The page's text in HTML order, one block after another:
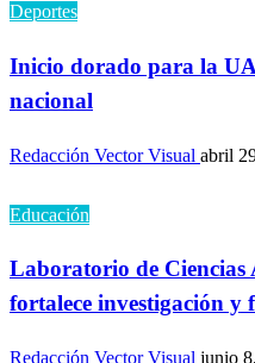
Deportes
Inicio dorado para la
nacional
Redacción Vector Visual abril
Educación
Laboratorio de Ciencias
fortalece investigación y
Redacción Vector Visual junio